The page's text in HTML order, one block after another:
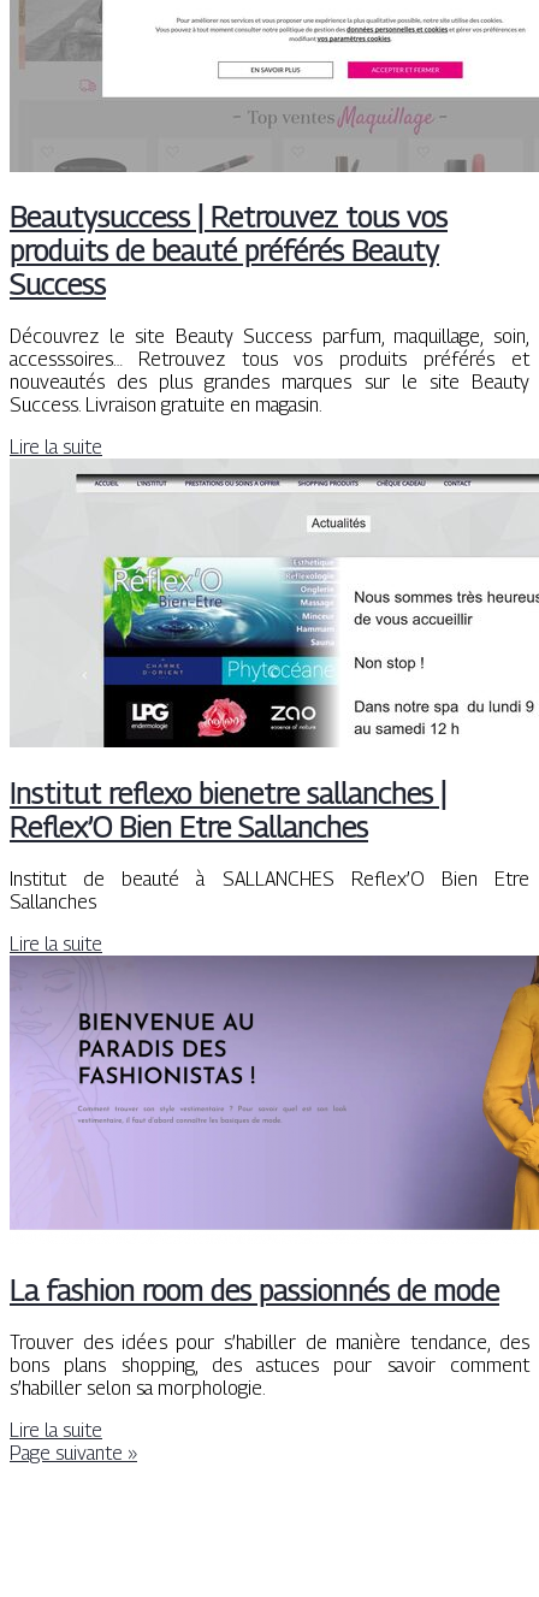
Beautysuccess | Retrouvez tous vos
produits de beauté préférés Beauty
Success
Découvrez le site Beauty Success parfum, maquillage, soin,
accesssoires… Retrouvez tous vos produits préférés et
nouveautés des plus grandes marques sur le site Beauty
Success. Livraison gratuite en magasin.
Lire la suite
Institut reflexo bienetre sallanches |
Reflex’O Bien Etre Sallanches
Institut de beauté à SALLANCHES Reflex’O Bien Etre
Sallanches
Lire la suite
La fashion room des passionnés de mode
Trouver des idées pour s’habiller de manière tendance, des
bons plans shopping, des astuces pour savoir comment
s’habiller selon sa morphologie.
Lire la suite
Page suivante »